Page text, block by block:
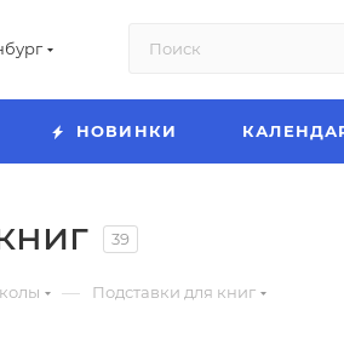
НОВИНКИ
39
— Подставки для книг